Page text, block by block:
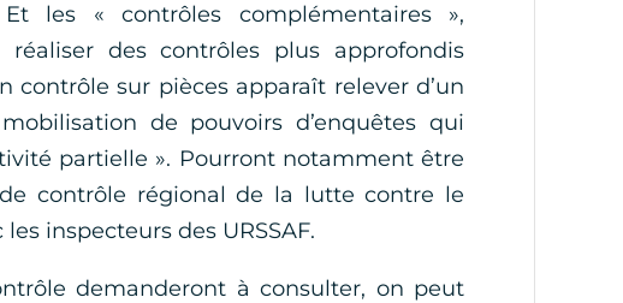
les « contrôles complémentaires »,
des contrôles plus approfondis
contrôle sur pièces apparaît relever d’un
de pouvoirs d’enquêtes qui
partielle ». Pourront notamment être
contrôle régional de la lutte contre le
inspecteurs des URSSAF.
demanderont à consulter, on peut